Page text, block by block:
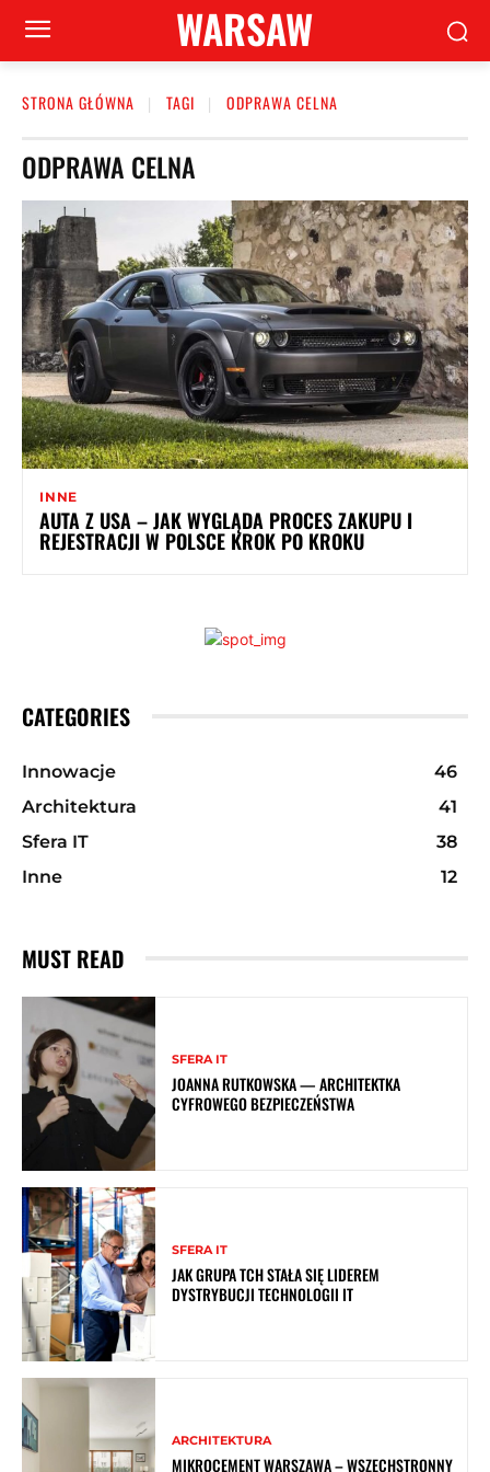
WARSAW
STRONA GŁÓWNA TAGI ODPRAWA CELNA
ODPRAWA CELNA
INNE
AUTA Z USA – JAK WYGLĄDA PROCES ZAKUPU I
REJESTRACJI W POLSCE KROK PO KROKU
CATEGORIES
Innowacje
46
Architektura
41
Sfera IT
38
Inne
12
MUST READ
SFERA IT
JOANNA RUTKOWSKA — ARCHITEKTKA
CYFROWEGO BEZPIECZEŃSTWA
SFERA IT
JAK GRUPA TCH STAŁA SIĘ LIDEREM
DYSTRYBUCJI TECHNOLOGII IT
ARCHITEKTURA
MIKROCEMENT WARSZAWA – WSZECHSTRONNY